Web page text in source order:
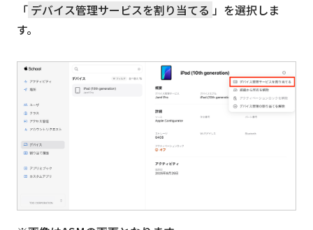
「 デバイス管理サービスを割り当てる 」を選択しま
す。